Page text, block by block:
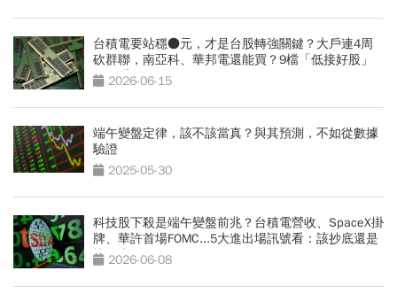
台積電要站穩●元，才是台股轉強關鍵？大戶連4周
砍群聯，南亞科、華邦電還能買？9檔「低接好股」
一次看
2026-06-15
端午變盤定律，該不該當真？與其預測，不如從數據
驗證
2025-05-30
科技股下殺是端午變盤前兆？台積電營收、SpaceX掛
牌、華許首場FOMC...5大進出場訊號看：該抄底還是
快下車
2026-06-08